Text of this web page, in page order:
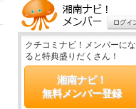
クチコミナビ！メンバーにな
ると特典盛りだくさん！
湘南ナビ！
無料メンバー登録